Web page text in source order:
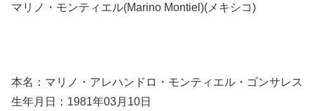
マリノ・モンティエル(Marino Montiel)(メキシコ)
本名：マリノ・アレハンドロ・モンティエル・ゴンサレス
生年月日：1981年03月10日